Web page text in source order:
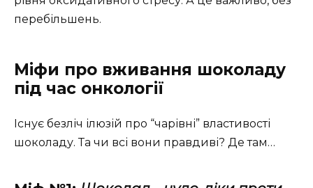
перебільшень.
Міфи про вживання шоколаду
під час онкології
Існує безліч ілюзій про “чарівні” властивості
шоколаду. Та чи всі вони правдиві? Де там…